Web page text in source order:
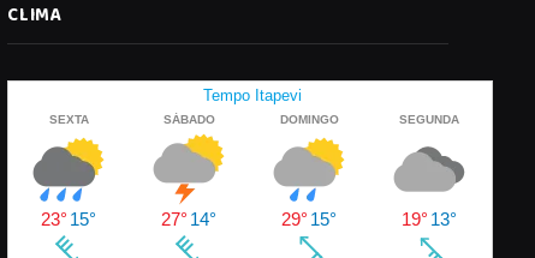
CLIMA